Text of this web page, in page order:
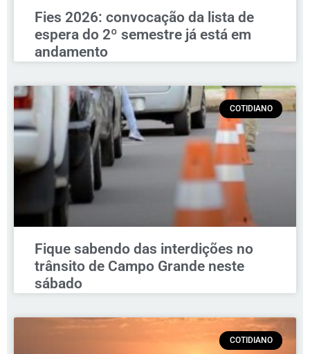
Fies 2026: convocação da lista de
espera do 2º semestre já está em
andamento
COTIDIANO
Fique sabendo das interdições no
trânsito de Campo Grande neste
sábado
COTIDIANO